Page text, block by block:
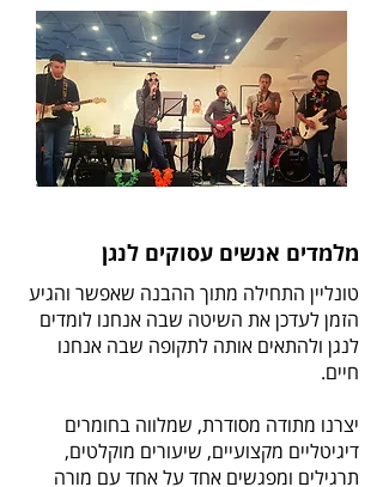
מלמדים אנשים עסוקים לנגן
טונליין התחילה מתוך ההבנה שאפשר והגיע
הזמן לעדכן את השיטה שבה אנחנו לומדים
לנגן ולהתאים אותה לתקופה שבה אנחנו
חיים.
יצרנו מתודה מסודרת, שמלווה בחומרים
דיגיטליים מקצועיים, שיעורים מוקלטים,
תרגילים ומפגשים אחד על אחד עם מורה